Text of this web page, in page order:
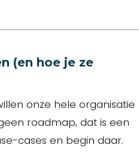
(en hoe je ze
onze hele organisatie
roadmap, dat is een
cases en begin daar.